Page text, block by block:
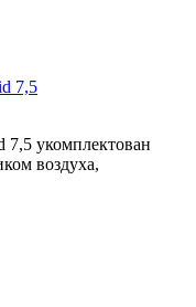
7,5 укомплектован
воздуха,